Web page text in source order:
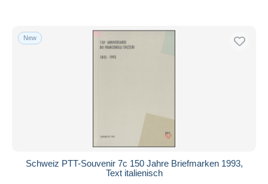
New
Schweiz PTT-Souvenir 7c 150 Jahre Briefmarken 1993,
Text italienisch